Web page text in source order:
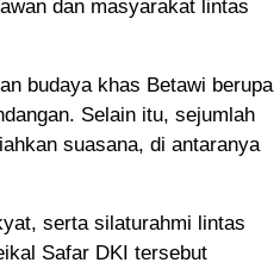
dan masyarakat lintas
budaya khas Betawi berupa
Selain itu, sejumlah
suasana, di antaranya
serta silaturahmi lintas
Safar DKI tersebut